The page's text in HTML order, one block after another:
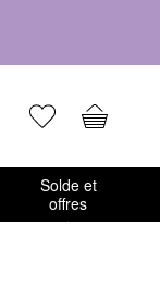
Solde et
offres